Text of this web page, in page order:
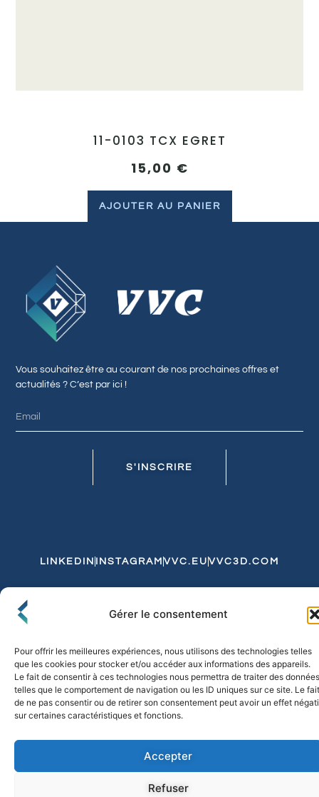
Gérer le consentement
Pour offrir les meilleures expériences, nous utilisons des technologies telles
que les cookies pour stocker et/ou accéder aux informations des appareils.
Le fait de consentir à ces technologies nous permettra de traiter des données
telles que le comportement de navigation ou les ID uniques sur ce site. Le fait
de ne pas consentir ou de retirer son consentement peut avoir un effet
sur certaines caractéristiques et fonctions.
Accepter
Refuser
11-0103 TCX EGRET
15,00 €
AJOUTER AU PANIER
Vous souhaitez être au courant de nos prochaines offres et
actualités ? C’est par ici !
S'INSCRIRE
LINKEDIN INSTAGRAM VVC.EU VVC3D.COM
Politique de Confidentialité et de CookiesExpédition et Livraison
© 2026 FLO & CO. All Rights Reserved